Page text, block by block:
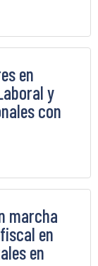
en
y
con
marcha
en
en